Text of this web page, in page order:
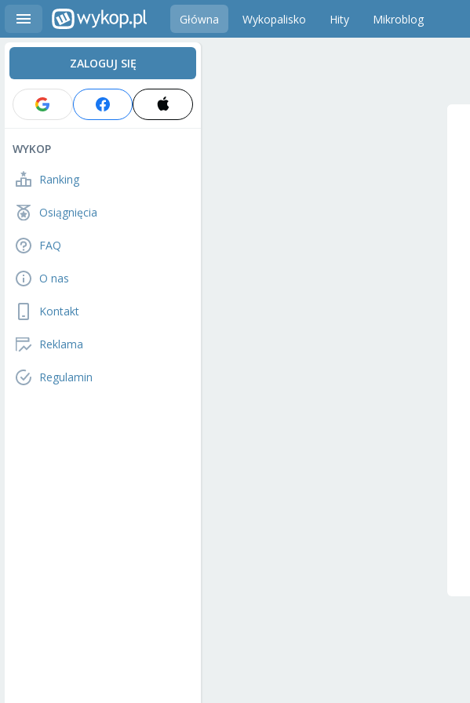
Główna Wykopalisko Hity Mikroblog
ZALOGUJ SIĘ
WYKOP
Ranking
Osiągnięcia
FAQ
O nas
Kontakt
Reklama
Regulamin